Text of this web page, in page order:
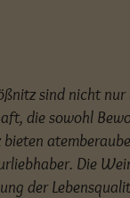
sind nicht
die sowohl
Die
der